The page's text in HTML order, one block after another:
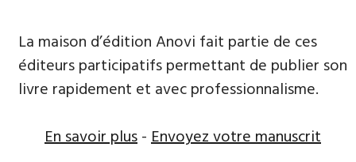
La maison d’édition Anovi fait partie de ces
éditeurs participatifs permettant de publier son
livre rapidement et avec professionnalisme.
En savoir plus-Envoyez votre manuscrit